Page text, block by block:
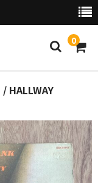
0
/ HALLWAY